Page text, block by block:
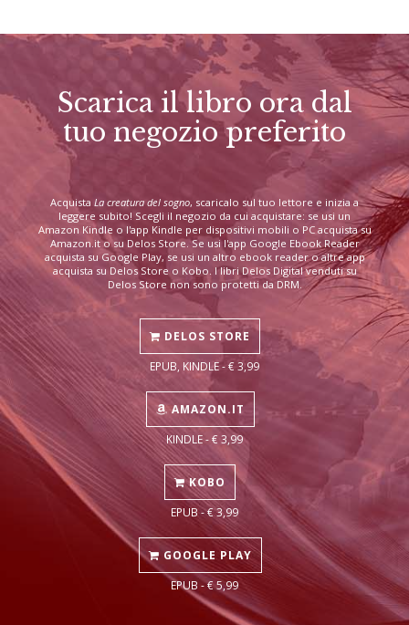
Scarica il libro ora dal
tuo negozio preferito
Acquista La creatura del sogno, scaricalo sul tuo lettore e inizia a
leggere subito! Scegli il negozio da cui acquistare: se usi un
Amazon Kindle o l'app Kindle per dispositivi mobili o PC acquista su
Amazon.it o su Delos Store. Se usi l'app Google Ebook Reader
acquista su Google Play, se usi un altro ebook reader o altre app
acquista su Delos Store o Kobo. I libri Delos Digital venduti su
Delos Store non sono protetti da DRM.
DELOS STORE
EPUB, KINDLE - € 3,99
AMAZON.IT
KINDLE - € 3,99
KOBO
EPUB - € 3,99
GOOGLE PLAY
EPUB - € 5,99